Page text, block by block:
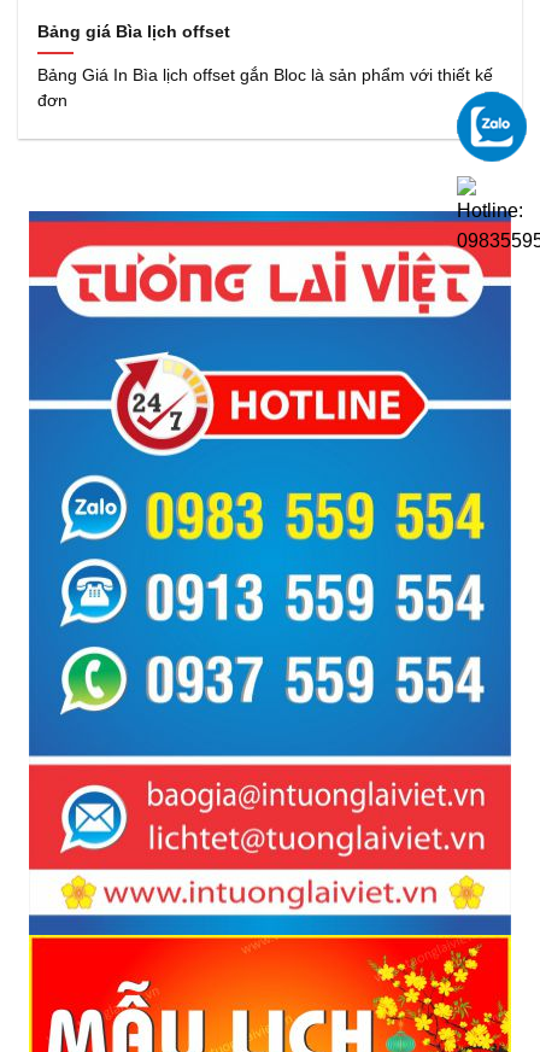
Bảng giá Bìa lịch offset
Bảng Giá In Bìa lịch offset gắn Bloc là sản phẩm với thiết kế
đơn